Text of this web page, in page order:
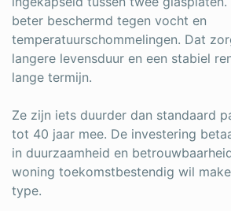
beter beschermd tegen vocht en
temperatuurschommelingen. Dat
langere levensduur en een stabiel
lange termijn.
Ze zijn iets duurder dan standaard
tot 40 jaar mee. De investering
in duurzaamheid en
woning toekomstbestendig wil
type.